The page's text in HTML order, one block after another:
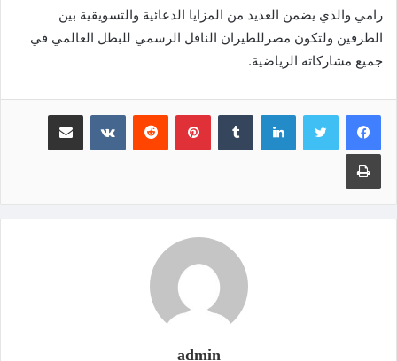
رامي والذي يضمن العديد من المزايا الدعائية والتسويقية بين
الطرفين ولتكون مصرللطيران الناقل الرسمي للبطل العالمي في
جميع مشاركاته الرياضية.
لينكدإن بينتيريست
admin